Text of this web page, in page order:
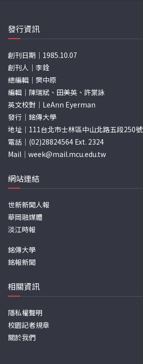
發行資訊
創刊日期｜1985.10.07
創刊人｜李銓
總編輯｜樊中原
編輯｜陳瑞斌、田美英、許棠詠
英文校對｜LeAnn Eyerman
發行｜銘傳大學
地址｜111台北市士林區中山北路五段250號
電話｜(02)28824564 Ext. 2324
Mail｜ week@mail.mcu.edu.tw
網站連結
世新新聞人報
華岡融媒體
淡江時報
銘傳大學
銘報新聞
相關資訊
隱私權聲明
校園記者規章
關於我們